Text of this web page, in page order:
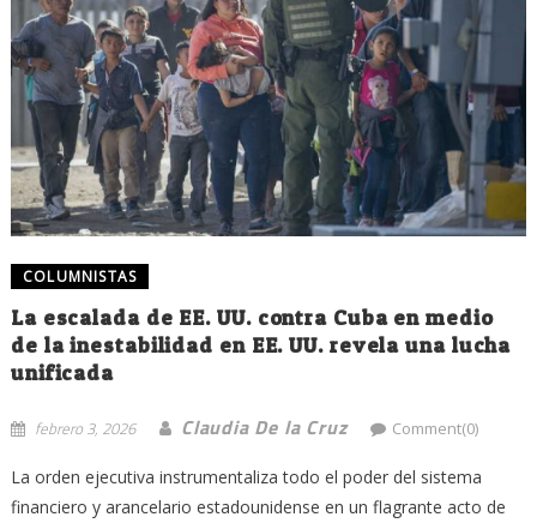
COLUMNISTAS
La escalada de EE. UU. contra Cuba en medio
de la inestabilidad en EE. UU. revela una lucha
unificada
febrero 3, 2026 Claudia De la Cruz Comment(0)
La orden ejecutiva instrumentaliza todo el poder del sistema
financiero y arancelario estadounidense en un flagrante acto de